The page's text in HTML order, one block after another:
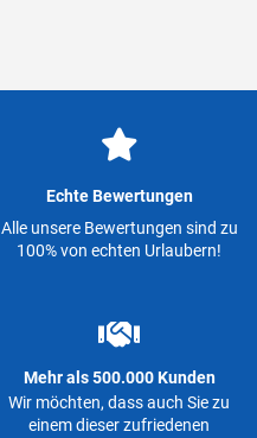
Echte Bewertungen
Alle unsere Bewertungen sind zu
100% von echten Urlaubern!
Mehr als 500.000 Kunden
Wir möchten, dass auch Sie zu
einem dieser zufriedenen